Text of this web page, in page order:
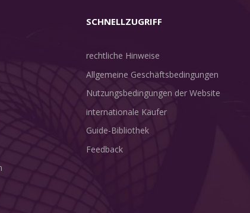
SCHNELLZUGRIFF
rechtliche Hinweise
Allgemeine Geschäftsbedingungen
Nutzungsbedingungen der Website
internationale Käufer
Guide-Bibliothek
Feedback